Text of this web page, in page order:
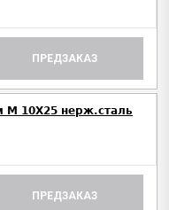
ПРЕДЗАКАЗ
M 10Х25 нерж.сталь
ПРЕДЗАКАЗ